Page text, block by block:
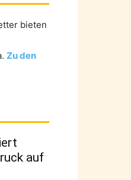
bieten
Zu den
auf